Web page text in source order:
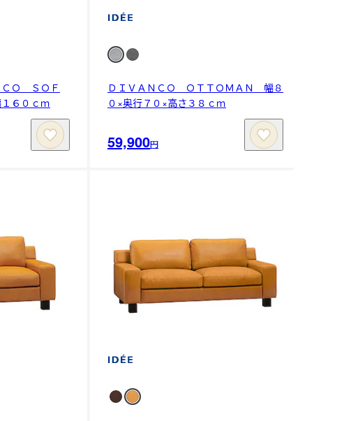
ＣＯ ＳＯＦ
６０ｃｍ
ＤＩＶＡＮＣＯ ＯＴＴＯＭＡＮ 幅８
０×奥行７０×高さ３８ｃｍ
59,900円